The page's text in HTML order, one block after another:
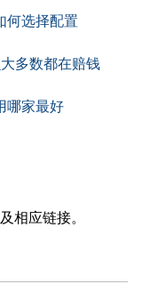
何选择配置
多数都在赔钱
哪家最好
相应链接。